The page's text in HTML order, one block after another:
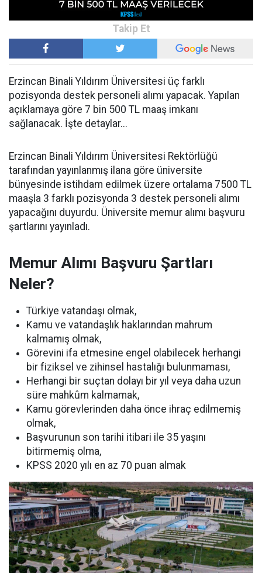
Erzincan Binali Yıldırım Üniversitesi üç farklı
pozisyonda destek personeli alımı yapacak. Yapılan
açıklamaya göre 7 bin 500 TL maaş imkanı
sağlanacak. İşte detaylar...
Erzincan Binali Yıldırım Üniversitesi Rektörlüğü
tarafından yayınlanmış ilana göre üniversite
bünyesinde istihdam edilmek üzere ortalama 7500 TL
maaşla 3 farklı pozisyonda 3 destek personeli alımı
yapacağını duyurdu. Üniversite memur alımı başvuru
şartlarını yayınladı.
Memur Alımı Başvuru Şartları
Neler?
Türkiye vatandaşı olmak,
Kamu ve vatandaşlık haklarından mahrum
kalmamış olmak,
Görevini ifa etmesine engel olabilecek herhangi
bir fiziksel ve zihinsel hastalığı bulunmaması,
Herhangi bir suçtan dolayı bir yıl veya daha uzun
süre mahkûm kalmamak,
Kamu görevlerinden daha önce ihraç edilmemiş
olmak,
Başvurunun son tarihi itibari ile 35 yaşını
bitirmemiş olma,
KPSS 2020 yılı en az 70 puan almak